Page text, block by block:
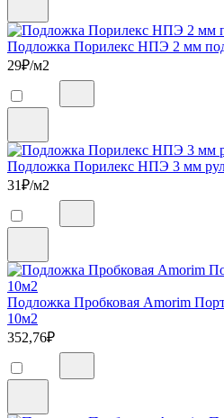
Подложка Порилекс НПЭ 2 мм
29₽/м2
Подложка Порилекс НПЭ 3 мм
31₽/м2
Подложка Пробковая Amorim
10м2
352,76₽